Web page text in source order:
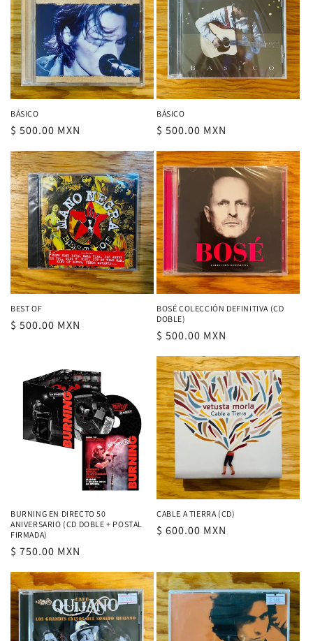
BÁSICO
Precio
$ 500.00 MXN
BÁSICO
Precio
$ 500.00 MXN
BEST OF
Precio
$ 500.00 MXN
BOSÉ COLECCIÓN DEFINITIVA (CD
DOBLE)
Precio
$ 500.00 MXN
BURNING EN DIRECTO 50
ANIVERSARIO (CD DOBLE + POSTAL
FIRMADA)
Precio
$ 750.00 MXN
CABLE A TIERRA (CD)
Precio
$ 600.00 MXN